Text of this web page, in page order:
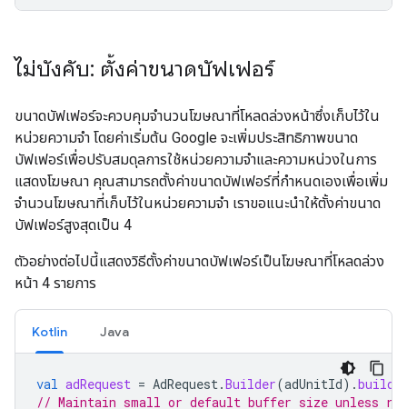
ไม่บังคับ: ตั้งค่าขนาดบัฟเฟอร์
ขนาดบัฟเฟอร์จะควบคุมจำนวนโฆษณาที่โหลดล่วงหน้าซึ่งเก็บไว้ใน
หน่วยความจำ โดยค่าเริ่มต้น Google จะเพิ่มประสิทธิภาพขนาด
บัฟเฟอร์เพื่อปรับสมดุลการใช้หน่วยความจำและความหน่วงในการ
แสดงโฆษณา คุณสามารถตั้งค่าขนาดบัฟเฟอร์ที่กำหนดเองเพื่อเพิ่ม
จำนวนโฆษณาที่เก็บไว้ในหน่วยความจำ เราขอแนะนำให้ตั้งค่าขนาด
บัฟเฟอร์สูงสุดเป็น 4
ตัวอย่างต่อไปนี้แสดงวิธีตั้งค่าขนาดบัฟเฟอร์เป็นโฆษณาที่โหลดล่วง
หน้า 4 รายการ
Kotlin Java
val adRequest = AdRequest.Builder(adUnitId).build
// Maintain small or default buffer size unless